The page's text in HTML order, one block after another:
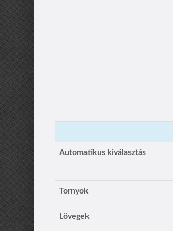
Automatikus kiválasztás
Tornyok
Lövegek